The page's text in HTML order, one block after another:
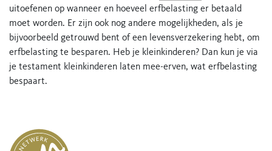
uitoefenen op wanneer en hoeveel erfbelasting er betaald
moet worden. Er zijn ook nog andere mogelijkheden, als je
bijvoorbeeld getrouwd bent of een levensverzekering hebt, om
erfbelasting te besparen. Heb je kleinkinderen? Dan kun je via
je testament kleinkinderen laten mee-erven, wat erfbelasting
bespaart.